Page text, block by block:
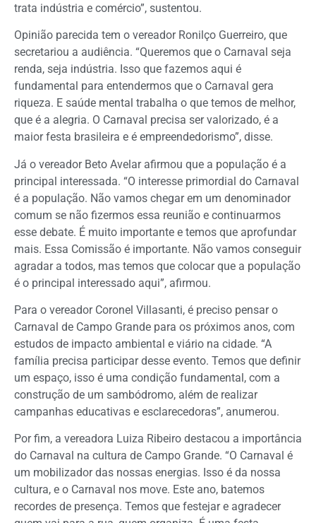
trata indústria e comércio”, sustentou.
Opinião parecida tem o vereador Ronilço Guerreiro, que
secretariou a audiência. “Queremos que o Carnaval seja
renda, seja indústria. Isso que fazemos aqui é
fundamental para entendermos que o Carnaval gera
riqueza. E saúde mental trabalha o que temos de melhor,
que é a alegria. O Carnaval precisa ser valorizado, é a
maior festa brasileira e é empreendedorismo”, disse.
Já o vereador Beto Avelar afirmou que a população é a
principal interessada. “O interesse primordial do Carnaval
é a população. Não vamos chegar em um denominador
comum se não fizermos essa reunião e continuarmos
esse debate. É muito importante e temos que aprofundar
mais. Essa Comissão é importante. Não vamos conseguir
agradar a todos, mas temos que colocar que a população
é o principal interessado aqui”, afirmou.
Para o vereador Coronel Villasanti, é preciso pensar o
Carnaval de Campo Grande para os próximos anos, com
estudos de impacto ambiental e viário na cidade. “A
família precisa participar desse evento. Temos que definir
um espaço, isso é uma condição fundamental, com a
construção de um sambódromo, além de realizar
campanhas educativas e esclarecedoras”, anumerou.
Por fim, a vereadora Luiza Ribeiro destacou a importância
do Carnaval na cultura de Campo Grande. “O Carnaval é
um mobilizador das nossas energias. Isso é da nossa
cultura, e o Carnaval nos move. Este ano, batemos
recordes de presença. Temos que festejar e agradecer